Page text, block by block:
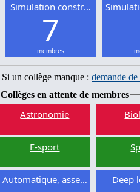
Simulation constructive
7
membres
Si un collège manque : demande
Collèges en attente de membres
Astronomie
E-sport
Automatique, asservissement
Deep